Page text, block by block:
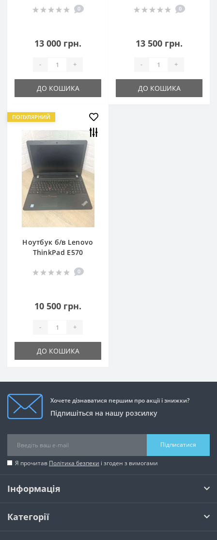
0
13 000 грн.
- +
ДО КОШИКА
0
13 500 грн.
- +
ДО КОШИКА
ПОПУЛЯРНИЙ
Ноутбук б/в Lenovo
ThinkPad E570
0
10 500 грн.
- +
ДО КОШИКА
Хочете дізнаватися першим про акції і знижки?
Підпишіться на нашу розсилку
Підписатися
Я прочитав Політика безпеки і згоден з вимогами
Інформація
Категорії